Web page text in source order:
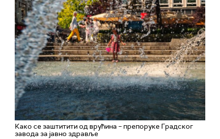
Како се заштитити од врућина – препоруке Градског
завода за јавно здравље